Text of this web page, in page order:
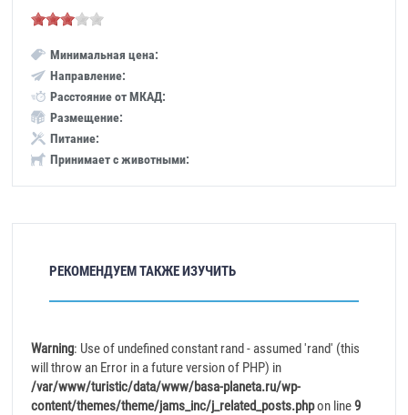
Минимальная цена:
Направление:
Расстояние от МКАД:
Размещение:
Питание:
Принимает с животными:
РЕКОМЕНДУЕМ ТАКЖЕ ИЗУЧИТЬ
Warning: Use of undefined constant rand - assumed 'rand' (this
will throw an Error in a future version of PHP) in
/var/www/turistic/data/www/basa-planeta.ru/wp-
content/themes/theme/jams_inc/j_related_posts.phpon line9